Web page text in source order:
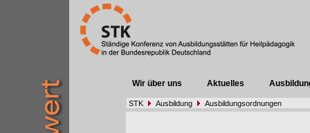
Wir über uns Aktuelles
STK Ausbildung Ausbildungsordnungen